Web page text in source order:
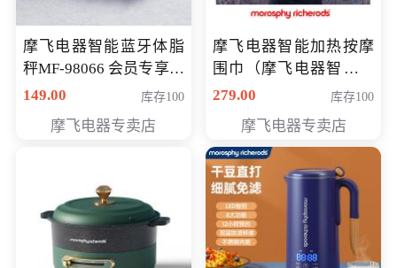
摩飞电器智能蓝牙体脂
秤MF-98066 会员专享价
98元
149.00 库存100
摩飞电器专卖店
摩飞电器智能加热按摩
围巾（摩飞电器智能加
热按摩围脖） 会员专享
279.00 库存100
摩飞电器专卖店